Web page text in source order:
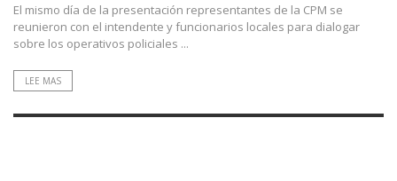
El mismo día de la presentación representantes de la CPM se
reunieron con el intendente y funcionarios locales para dialogar
sobre los operativos policiales ...
LEE MAS